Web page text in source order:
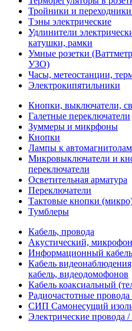
Тройники и
Тэны электрические
Удлинители
катушки, рамки
Умные розетки
УЗО)
Часы, метеостанции,
Электрокипятильники
Кнопки, выключатели,
Галетные переключатели
Зуммеры и микрфоны
Кнопки
Лампы к автомагнитолам
Микровыключатели и
переключатели
Осветительная арматура
Переключатели
Тактовые кнопки
Тумблеры
Кабель, провода
Акустический,
Информационный
Кабель
кабель, видеодомофонов
Кабель коаксиальный
Радиочастотные
СИП Самонесущий
Электрические провода /